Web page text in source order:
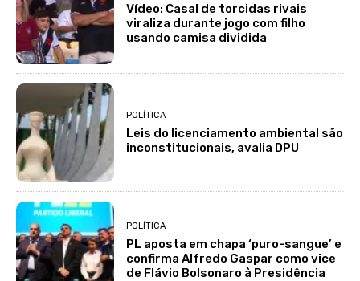
Vídeo: Casal de torcidas rivais
viraliza durante jogo com filho
usando camisa dividida
POLÍTICA
Leis do licenciamento ambiental são
inconstitucionais, avalia DPU
POLÍTICA
PL aposta em chapa ‘puro-sangue’ e
confirma Alfredo Gaspar como vice
de Flávio Bolsonaro à Presidência